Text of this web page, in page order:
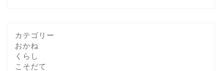
カテゴリー
おかね
くらし
こそだて